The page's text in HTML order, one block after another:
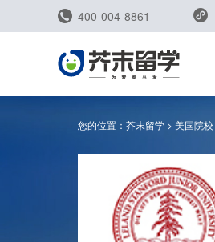
400-004-8861
留学评测
留学规划助手
您的位置： 芥末留学 美国院校